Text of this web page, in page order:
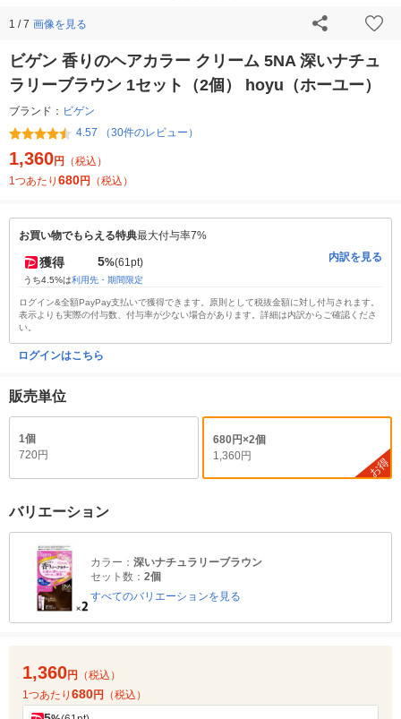
1 / 7 画像を見る
ビゲン 香りのヘアカラー クリーム 5NA 深いナチュ
ラリーブラウン 1セット（2個） hoyu（ホーユー）
ブランド： ビゲン
4.57 （30件のレビュー）
1,360円
（税込）
1つあたり 680円 （税込）
お買い物でもらえる特典最大付与率7%
獲得 5%(61pt)
うち4.5%は利用先・期間限定
内訳を見る
ログイン&全額PayPay支払いで獲得できます。原則として税抜金額に対し付与されます。
表示よりも実際の付与数、付与率が少ない場合があります。詳細は内訳からご確認くださ
い。
ログインはこちら
販売単位
1個
720円
680円×2個
1,360円
お得
バリエーション
カラー： 深いナチュラリーブラウン
セット数： 2個
すべてのバリエーションを見る
1,360円
（税込）
1つあたり 680円 （税込）